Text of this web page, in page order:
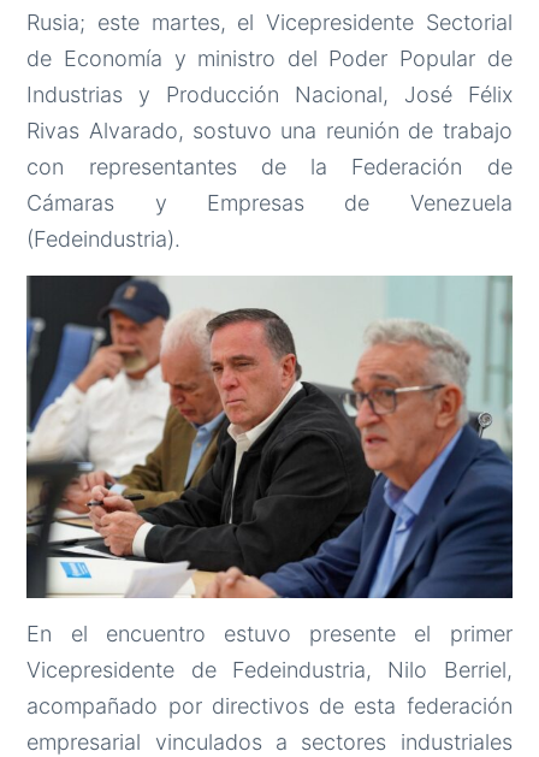
Rusia; este martes, el Vicepresidente Sectorial
de Economía y ministro del Poder Popular de
Industrias y Producción Nacional, José Félix
Rivas Alvarado, sostuvo una reunión de trabajo
con representantes de la Federación de
Cámaras y Empresas de Venezuela
(Fedeindustria).
En el encuentro estuvo presente el primer
Vicepresidente de Fedeindustria, Nilo Berriel,
acompañado por directivos de esta federación
empresarial vinculados a sectores industriales